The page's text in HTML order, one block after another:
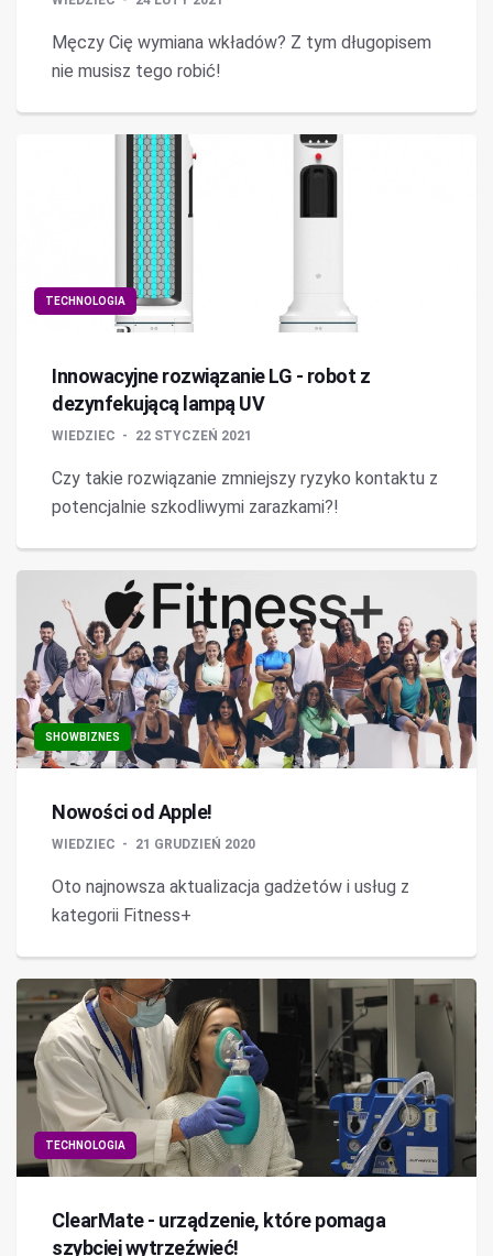
Męczy Cię wymiana wkładów? Z tym długopisem
nie musisz tego robić!
TECHNOLOGIA
Innowacyjne rozwiązanie LG - robot z
dezynfekującą lampą UV
WIEDZIEC 22 STYCZEŃ 2021
Czy takie rozwiązanie zmniejszy ryzyko kontaktu z
potencjalnie szkodliwymi zarazkami?!
SHOWBIZNES
Nowości od Apple!
WIEDZIEC 21 GRUDZIEŃ 2020
Oto najnowsza aktualizacja gadżetów i usług z
kategorii Fitness+
TECHNOLOGIA
ClearMate - urządzenie, które pomaga
szybciej wytrzeźwieć!